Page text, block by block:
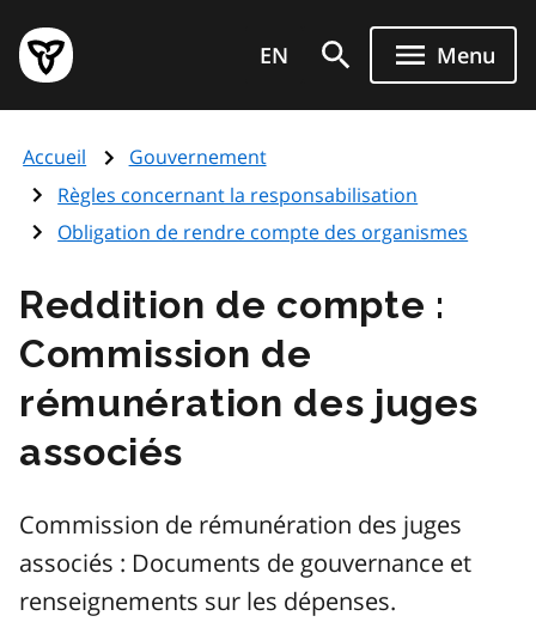
au
contenu
principal
Page
d'accueil
de
l'Ontario
EN Menu
Accueil
Gouvernement
Règles concernant la responsabilisation
Obligation de rendre compte des organismes
Reddition de compte :
Commission de
rémunération des juges
associés
Commission de rémunération des juges
associés : Documents de gouvernance et
renseignements sur les dépenses.